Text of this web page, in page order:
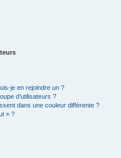
je en rejoindre un ?
d’utilisateurs ?
dans une couleur différente ?
» ?